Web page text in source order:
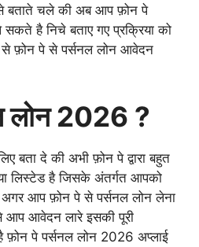
बताते चले की अब आप फ़ोन पे
है निचे बताए गए प्रक्रिया को
फ़ोन पे से पर्सनल लोन आवेदन
लोन 2026 ?
बता दे की अभी फ़ोन पे द्वारा बहुत
लिस्टेड है जिसके अंतर्गत आपको
अगर आप फ़ोन पे से पर्सनल लोन लेना
आप आवेदन लारे इसकी पूरी
फ़ोन पे पर्सनल लोन 2026 अप्लाई